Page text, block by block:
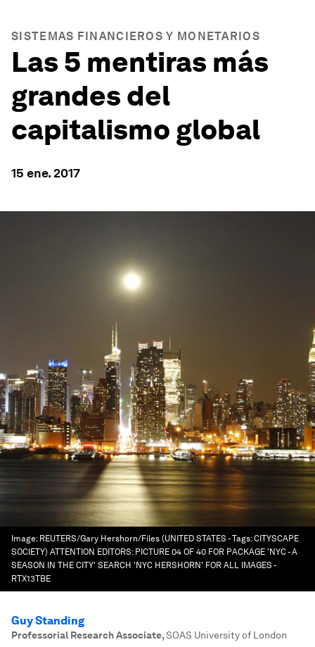
SISTEMAS FINANCIEROS Y MONETARIOS
Las 5 mentiras más
grandes del
capitalismo global
15 ene. 2017
Image: REUTERS/Gary Hershorn/Files (UNITED STATES - Tags: CITYSCAPE
SOCIETY) ATTENTION EDITORS: PICTURE 04 OF 40 FOR PACKAGE 'NYC - A
SEASON IN THE CITY' SEARCH 'NYC HERSHORN' FOR ALL IMAGES -
RTX13TBE
Guy Standing
Professorial Research Associate,SOAS University of London